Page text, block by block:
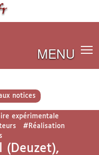
MENU
notices
expérimentale
#Réalisation
(Deuzet),